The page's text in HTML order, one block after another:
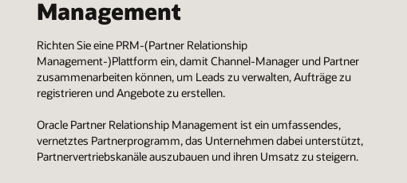
Management
Richten Sie eine PRM-(Partner Relationship
Management-)Plattform ein, damit Channel-Manager und Partner
zusammenarbeiten können, um Leads zu verwalten, Aufträge zu
registrieren und Angebote zu erstellen.
Oracle Partner Relationship Management ist ein umfassendes,
vernetztes Partnerprogramm, das Unternehmen dabei unterstützt,
Partnervertriebskanäle auszubauen und ihren Umsatz zu steigern.